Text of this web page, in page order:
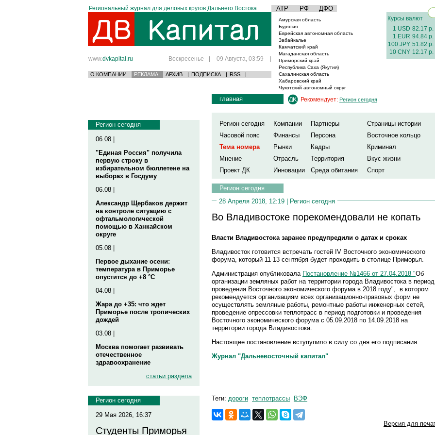
Региональный журнал для деловых кругов Дальнего Востока АТР РФ ДФО
www.dvkapital.ru Воскресенье | 09 Августа, 03:59 |
О КОМПАНИИ РЕКЛАМА АРХИВ | ПОДПИСКА | RSS |
Амурская область
Бурятия
Еврейская автономная область
Забайкалье
Камчатский край
Магаданская область
Приморский край
Республика Саха (Якутия)
Сахалинская область
Хабаровский край
Чукотский автономный округ
Курсы валют
1 USD 82.17 р.
1 EUR 94.84 р.
100 JPY 51.82 р.
10 CNY 12.17 р.
Регион сегодня
06.08 |
"Единая Россия" получила
первую строку в
избирательном бюллетене на
выборах в Госдуму
06.08 |
Александр Щербаков держит
на контроле ситуацию с
офтальмологической
помощью в Ханкайском
округе
05.08 |
Первое дыхание осени:
температура в Приморье
опустится до +8 °C
04.08 |
Жара до +35: что ждет
Приморье после тропических
дождей
03.08 |
Москва помогает развивать
отечественное
здравоохранение
статьи раздела
Регион сегодня
29 Мая 2026, 16:37
Студенты Приморья
главная Рекомендует: Регион сегодня
Регион сегодня Компании Партнеры
Страницы истории
Часовой пояс
Финансы Персона
Восточное кольцо
Тема номера
Рынки Кадры
Криминал
Мнение
Отрасль Территория
Вкус жизни
Проект ДК
Инновации Среда обитания Спорт
Регион сегодня
28 Апреля 2018, 12:19 | Регион сегодня
Во Владивостоке порекомендовали не копать
Власти Владивостока заранее предупредили о датах и сроках
Владивосток готовится встречать гостей IV Восточного экономического
форума, который 11-13 сентября будет проходить в столице Приморья.
Администрация опубликовала Постановление №1466 от 27.04.2018 "Об
организации земляных работ на территории города Владивостока в период
проведения Восточного экономического форума в 2018 году", в котором
рекомендуется организациям всех организационно-правовых форм не
осуществлять земляные работы, ремонтные работы инженерных сетей,
проведение опрессовки теплотрасс в период подготовки и проведения
Восточного экономического форума с 05.09.2018 по 14.09.2018 на
территории города Владивостока.
Настоящее постановление вступупило в силу со дня его подписания.
Журнал "Дальневосточный капитал"
Теги: дороги теплотрассы ВЭФ
Версия для